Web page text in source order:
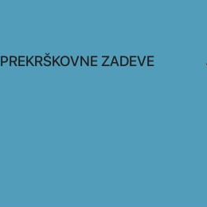
PREKRŠKOVNE ZADEVE